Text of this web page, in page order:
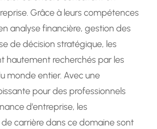
Grâce à leurs compétences
analyse financière, gestion des
de décision stratégique, les
hautement recherchés par les
monde entier. Avec une
pour des professionnels
d’entreprise, les
carrière dans ce domaine sont